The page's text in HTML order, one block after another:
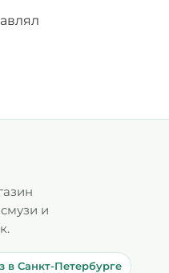
и
в Санкт-Петербурге